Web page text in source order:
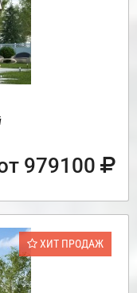
979100
ХИТ ПРОДАЖ